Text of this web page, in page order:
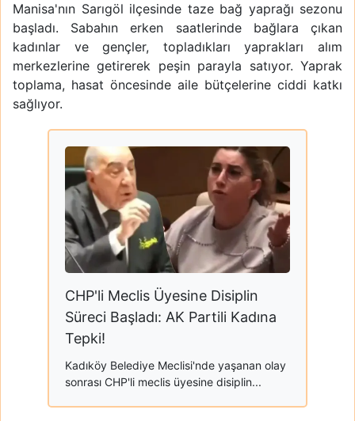
Manisa'nın Sarıgöl ilçesinde taze bağ yaprağı sezonu
başladı. Sabahın erken saatlerinde bağlara çıkan
kadınlar ve gençler, topladıkları yaprakları alım
merkezlerine getirerek peşin parayla satıyor. Yaprak
toplama, hasat öncesinde aile bütçelerine ciddi katkı
sağlıyor.
CHP'li Meclis Üyesine Disiplin
Süreci Başladı: AK Partili Kadına
Tepki!
Kadıköy Belediye Meclisi'nde yaşanan olay
sonrası CHP'li meclis üyesine disiplin...